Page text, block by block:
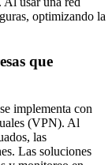
optimizando la
que
implementa con
(VPN). Al
las
Las soluciones